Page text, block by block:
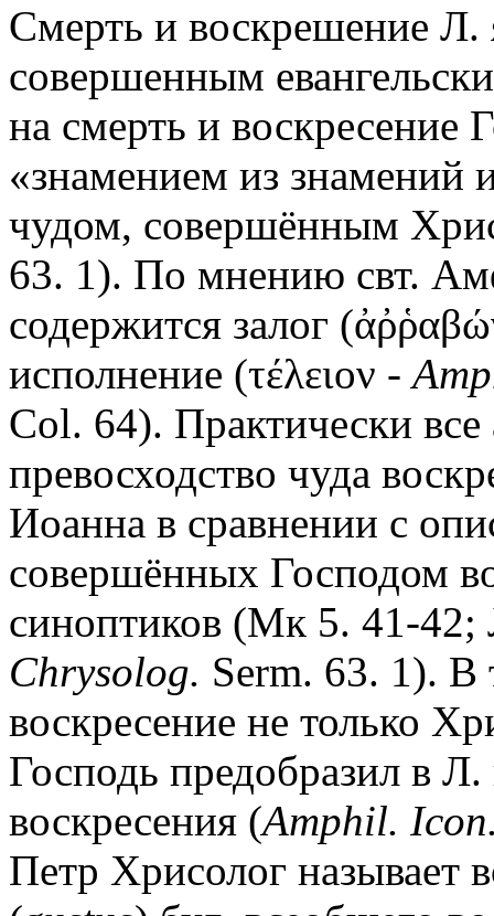
Смерть и воскрешение Л.
совершенным
на смерть и воскресение
«знамением из знамений
чудом, совершённым
63. 1). По мнению свт.
содержится залог
исполнение (τέλειον -
Col. 64). Практически
превосходство чуда
Иоанна в сравнении с
совершённых Господом
синоптиков (Мк 5. 41-
Chrysolog. Serm. 63. 1). В
воскресение не только
Господь предобразил в
воскресения (Amphil.
Петр Хрисолог называет